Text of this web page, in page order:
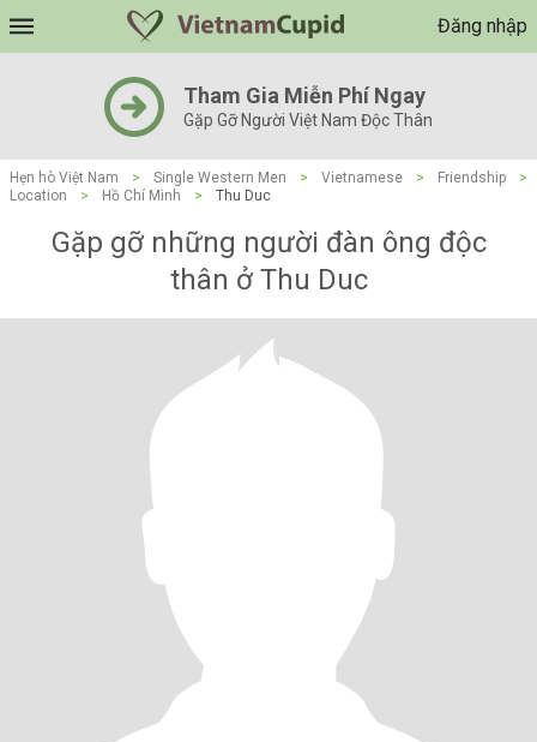
Đăng nhập
Tham Gia Miễn Phí Ngay
Gặp Gỡ Người Việt Nam Độc Thân
Hẹn hò Việt Nam > Single Western Men > Vietnamese > Friendship
>
Location
> Hồ Chí Minh > Thu Duc
Gặp gỡ những người đàn ông độc
thân ở Thu Duc